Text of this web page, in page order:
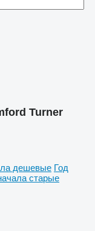
Turner
дешевые Год
старые